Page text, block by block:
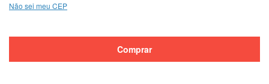
Não sei meu CEP